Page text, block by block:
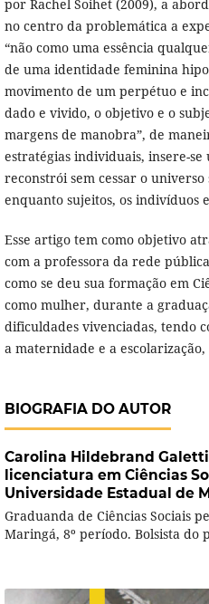
por Rachel Soihet (2009), a
no centro da problemática a
“não como uma essência
de uma identidade feminina
movimento de um perpétuo e
dado e vivido, o objetivo e o
margens de manobra”, de
estratégias individuais, insere-
reconstrói sem cessar o
enquanto sujeitos, os indivíduos
Esse artigo tem como objetivo
com a professora da rede
como se deu sua formação em
como mulher, durante a
dificuldades vivenciadas, tendo
a maternidade e a
BIOGRAFIA DO AUTOR
Carolina Hildebrand
licenciatura em Ciências
Universidade Estadual de
Graduanda de Ciências Sociais
Maringá, 8º período. Bolsista do